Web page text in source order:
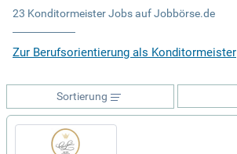
23 Konditormeister Jobs auf Jobbörse.de
Zur Berufsorientierung als Konditormeister
Sortierung